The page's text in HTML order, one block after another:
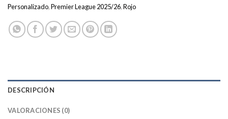
Personalizado,Premier League 2025/26,Rojo
DESCRIPCIÓN
VALORACIONES (0)